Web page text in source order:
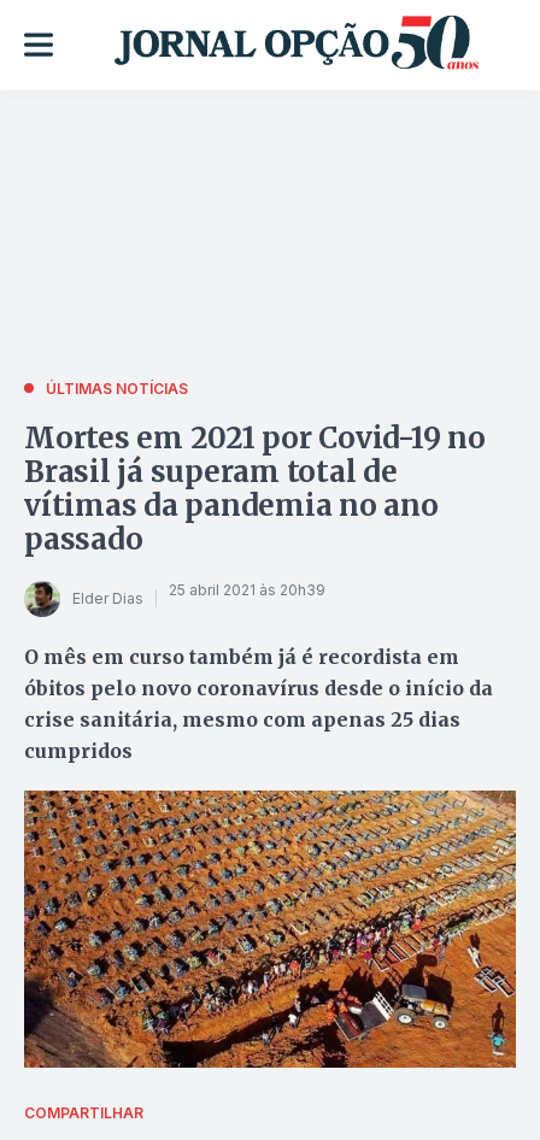
ÚLTIMAS NOTÍCIAS
Mortes em 2021 por Covid-19 no
Brasil já superam total de
vítimas da pandemia no ano
passado
Elder Dias 25 abril 2021 às 20h39
O mês em curso também já é recordista em
óbitos pelo novo coronavírus desde o início da
crise sanitária, mesmo com apenas 25 dias
cumpridos
COMPARTILHAR